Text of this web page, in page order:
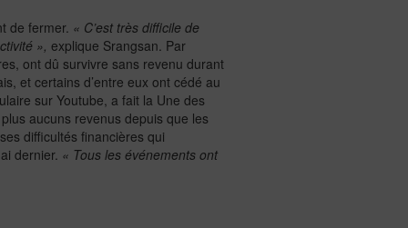
de fermer. « C’est très difficile de
», explique Srangsan. Par
ont dû survivre sans revenu durant
et certains d’entre eux ont cédé au
sur Youtube, a fait la Une des
aucuns revenus depuis que les
difficultés financières qui
dernier. « Tous les événements ont